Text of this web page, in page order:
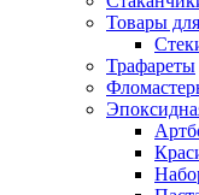
Товары
Трафареты